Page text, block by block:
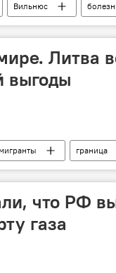
Вильнюс
коронавируса в Литве и
Литва
выгоды
мигранты граница
что РФ
газа